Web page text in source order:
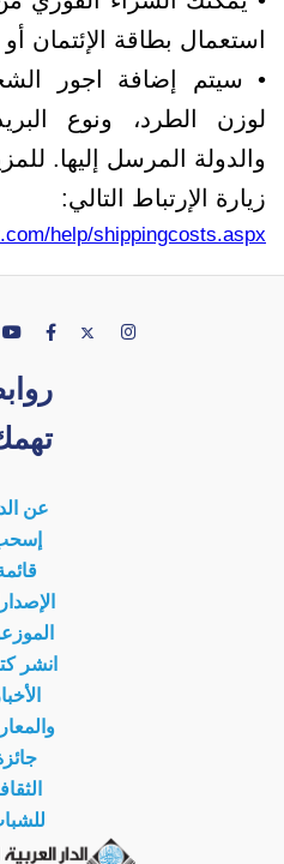
استعمال بطاقة
• سيتم إضافة اجور
لوزن الطرد، ونوع
والدولة المرسل إليها.
زيارة الإرتباط التالي:
help/shippingcosts.aspx
عن
انشر